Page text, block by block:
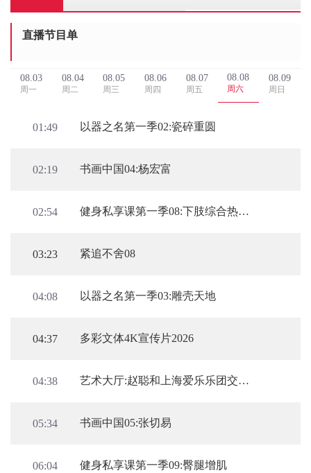
直播节目单
08.03
周一
08.04
周二
08.05
周三
08.06
周四
08.07
周五
08.08
周六
08.09
周日
01:49 以器之名第一季02:瓷碎重圆
02:19 书画中国04:杨宏富
02:54 健身私享课第一季08:下肢综合热身激活
03:23 紧追不舍08
04:08 以器之名第一季03:雕壳天地
04:37 多彩文体4K宣传片2026
04:38 艺术大厅:赵聪和上海爱乐乐团交响音乐会
05:34 书画中国05:张切易
06:04 健身私享课第一季09:臀腿增肌